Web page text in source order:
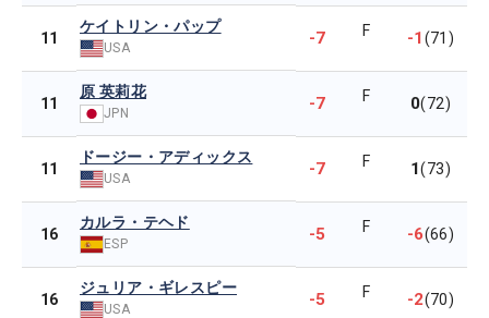
11
ケイトリン・パップ
USA -7 F -1(71)
11
原 英莉花
JPN -7 F 0(72)
11
ドージー・アディックス
USA -7 F 1(73)
16
カルラ・テヘド
ESP -5 F -6(66)
16
ジュリア・ギレスピー
USA -5 F -2(70)